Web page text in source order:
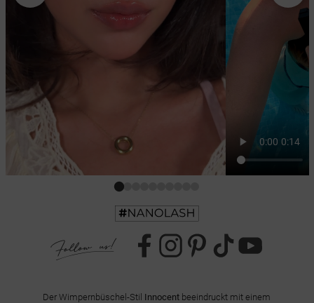
Der Wimpernbüschel-Stil Innocent beeindruckt mit einem